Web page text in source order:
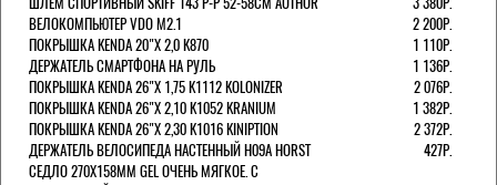
ВЕЛОКОМПЬЮТЕР VDO M2.1
2 200Р.
ПОКРЫШКА KENDA 20"Х 2,0 K870
1 110Р.
ДЕРЖАТЕЛЬ СМАРТФОНА НА РУЛЬ
1 136Р.
ПОКРЫШКА KENDA 26"Х 1,75 K1112 KOLONIZER
2 076Р.
ПОКРЫШКА KENDA 26"Х 2,10 K1052 KRANIUM
1 382Р.
ПОКРЫШКА KENDA 26"Х 2,30 K1016 KINIPTION
2 372Р.
ДЕРЖАТЕЛЬ ВЕЛОСИПЕДА НАСТЕННЫЙ H09A HORST
427Р.
СЕДЛО 270Х158ММ GEL ОЧЕНЬ МЯГКОЕ. С